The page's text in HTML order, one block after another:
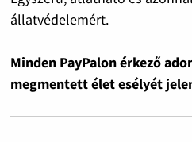
állatvédelemért.
Minden PayPalon érkező
megmentett élet esélyét